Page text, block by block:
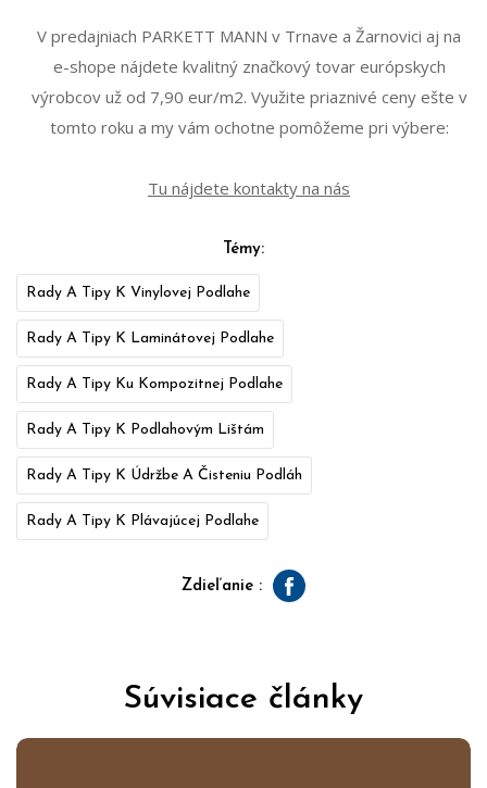
V predajniach PARKETT MANN v Trnave a Žarnovici aj na
e-shope nájdete kvalitný značkový tovar európskych
výrobcov už od 7,90 eur/m2. Využite priaznivé ceny ešte v
tomto roku a my vám ochotne pomôžeme pri výbere:
Tu nájdete kontakty na nás
Témy:
Rady A Tipy K Vinylovej Podlahe
Rady A Tipy K Laminátovej Podlahe
Rady A Tipy Ku Kompozitnej Podlahe
Rady A Tipy K Podlahovým Lištám
Rady A Tipy K Údržbe A Čisteniu Podláh
Rady A Tipy K Plávajúcej Podlahe
Zdieľanie : Facebook
Súvisiace články